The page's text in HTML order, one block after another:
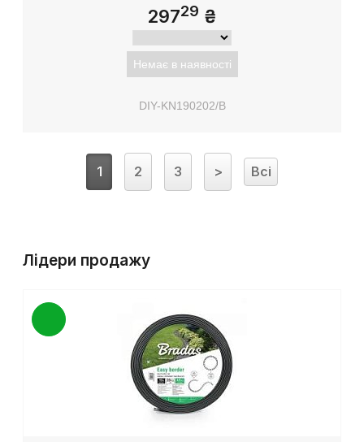
29729 ₴
Немає в наявності
DIY-KN190202/B
1 2 3 > Всі
Лідери продажу